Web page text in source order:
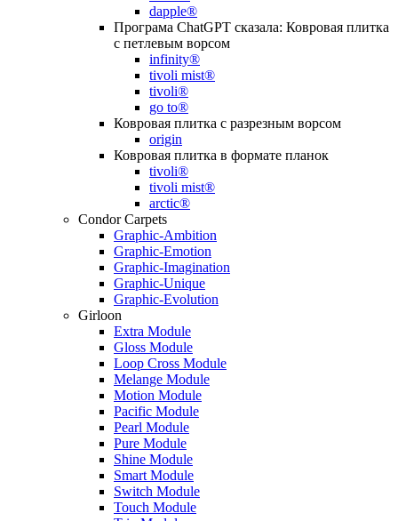
dapple®
Програма ChatGPT сказала: Ковровая плитка
с петлевым ворсом
infinity®
tivoli mist®
tivoli®
go to®
Ковровая плитка с разрезным ворсом
origin
Ковровая плитка в формате планок
tivoli®
tivoli mist®
arctic®
Condor Carpets
Graphic-Ambition
Graphic-Emotion
Graphic-Imagination
Graphic-Unique
Graphic-Evolution
Girloon
Extra Module
Gloss Module
Loop Cross Module
Melange Module
Motion Module
Pacific Module
Pearl Module
Pure Module
Shine Module
Smart Module
Switch Module
Touch Module